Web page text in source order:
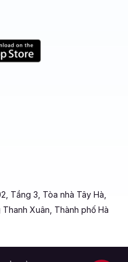
Tầng 3, Tòa nhà Tây Hà,
Xuân, Thành phố Hà